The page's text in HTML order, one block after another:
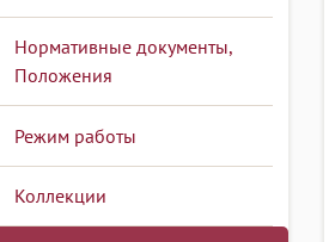
Нормативные документы,
Положения
Режим работы
Коллекции